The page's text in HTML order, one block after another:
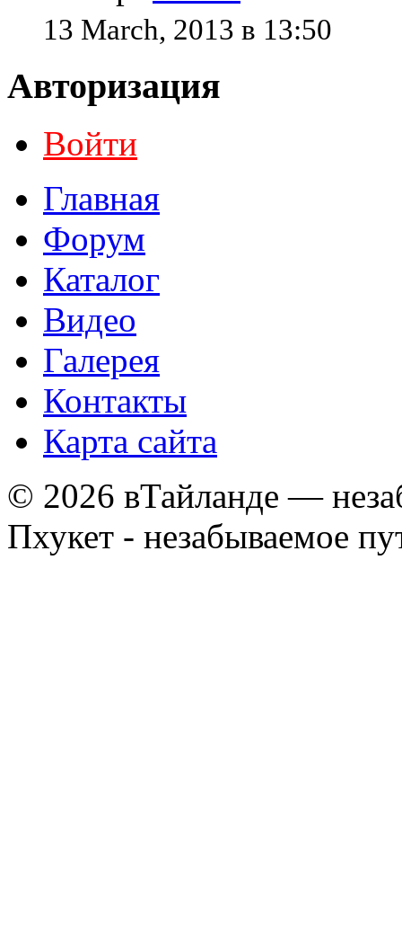
13 March, 2013 в 13:50
Авторизация
Войти
Главная
Форум
Каталог
Видео
Галерея
Контакты
Карта сайта
© 2026 вТайланде —
Пхукет - незабываемое